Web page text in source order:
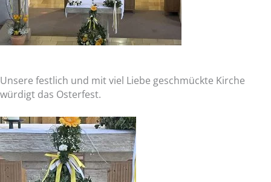
Unsere festlich und mit viel Liebe geschmückte Kirche
würdigt das Osterfest.